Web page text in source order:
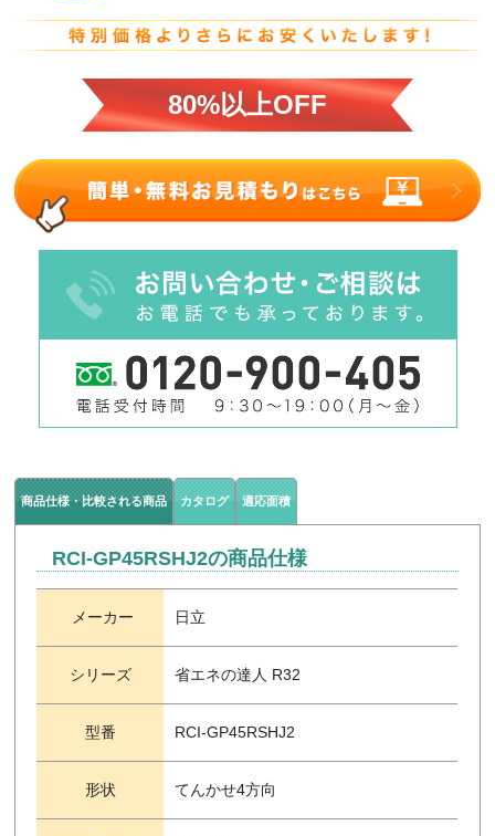
80%以上OFF
商品仕様・比較される商品 カタログ 適応面積
RCI-GP45RSHJ2の商品仕様
メーカー 日立
シリーズ 省エネの達人 R32
型番 RCI-GP45RSHJ2
形状 てんかせ4方向